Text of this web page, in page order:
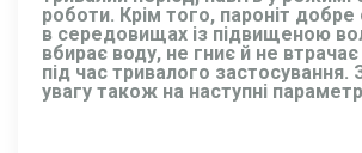
роботи. Крім того, пароніт
в середовищах із підвищеною
вбирає воду, не гниє й не
під час тривалого застосування.
увагу також на наступні